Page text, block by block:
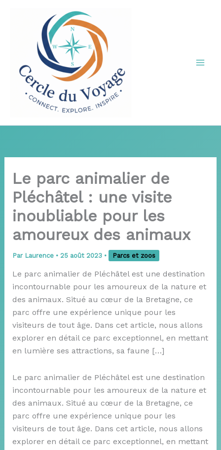
Le parc animalier de
Pléchâtel : une visite
inoubliable pour les
amoureux des animaux
Par Laurence • 25 août 2023 • Parcs et zoos
Le parc animalier de Pléchâtel est une destination
incontournable pour les amoureux de la nature et
des animaux. Situé au cœur de la Bretagne, ce
parc offre une expérience unique pour les
visiteurs de tout âge. Dans cet article, nous allons
explorer en détail ce parc exceptionnel, en mettant
en lumière ses attractions, sa faune […]
Le parc animalier de Pléchâtel est une destination
incontournable pour les amoureux de la nature et
des animaux. Situé au cœur de la Bretagne, ce
parc offre une expérience unique pour les
visiteurs de tout âge. Dans cet article, nous allons
explorer en détail ce parc exceptionnel, en mettant